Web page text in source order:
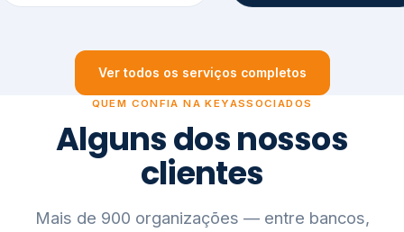
Ver todos os serviços completos
QUEM CONFIA NA KEYASSOCIADOS
Alguns dos nossos
clientes
Mais de 900 organizações — entre bancos,